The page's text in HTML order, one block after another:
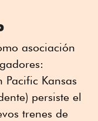
asociación
Pacific Kansas
persiste el
trenes de